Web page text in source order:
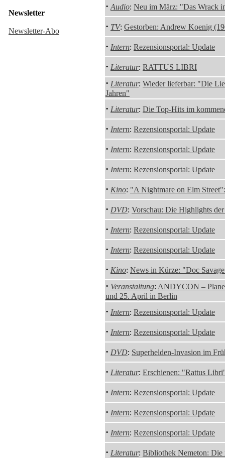
Newsletter
Newsletter-Abo
· Audio: Neu im März: "Das Wrack
· TV: Gestorben: Andrew Koenig
· Intern: Rezensionsportal: Update
· Literatur: RATTUS LIBRI
· Literatur: Wieder lieferbar: "Die
Jahren"
· Literatur: Die Top-Hits im
· Intern: Rezensionsportal: Update
· Intern: Rezensionsportal: Update
· Intern: Rezensionsportal: Update
· Kino: "A Nightmare on Elm
· DVD: Vorschau: Die Highlights
· Intern: Rezensionsportal: Update
· Intern: Rezensionsportal: Update
· Kino: News in Kürze: "Doc
· Veranstaltung: ANDYCON –
und 25. April in Berlin
· Intern: Rezensionsportal: Update
· Intern: Rezensionsportal: Update
· DVD: Superhelden-Invasion im
· Literatur: Erschienen: "Rattus
· Intern: Rezensionsportal: Update
· Intern: Rezensionsportal: Update
· Intern: Rezensionsportal: Update
· Literatur: Bibliothek Nemeton: Die